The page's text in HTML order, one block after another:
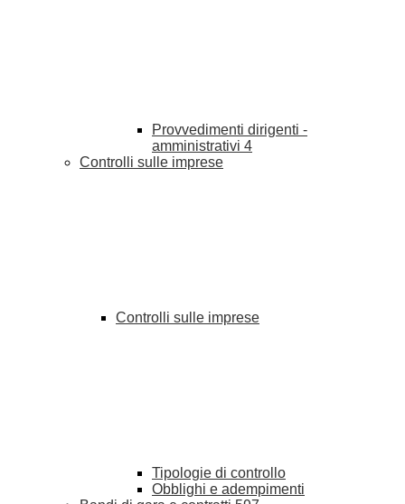
Provvedimenti dirigenti -
amministrativi 4
Controlli sulle imprese
Controlli sulle imprese
Tipologie di controllo
Obblighi e adempimenti